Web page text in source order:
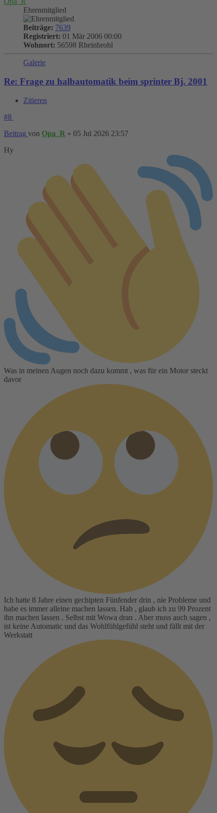
Ehrenmitglied
Beiträge: 7639
Registriert: 01 Mär 2006 00:00
Wohnort: 56598 Rheinbrohl
Galerie
Re: Frage zu halbautomatik beim sprinter Bj. 2001
Zitieren
#8
Beitrag von Opa_R » 05 Jul 2026 23:57
Hy
Was in meinen Augen noch dazu kommt , was für ein Motor steckt
davor
Ich hatte 8 Jahre einen gechipten Fünfender drin , nie Probleme und
habe es immer alleine machen lassen. Hab , glaub ich zu 99 Prozent
ihn machen lassen . Selbst mit Wowa dran . Aber muss auch sagen ,
ist keine Automatic und das Wohlfühlgefühl steht und fällt mit der
Werkstatt